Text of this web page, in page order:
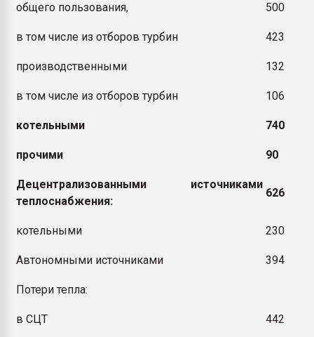
общего пользования, 500
в том числе из отборов турбин 423
производственными 132
в том числе из отборов турбин 106
котельными 740
прочими 90
Децентрализованными источниками
теплоснабжения:
626
котельными 230
Автономными источниками 394
Потери тепла:
в СЦТ 442